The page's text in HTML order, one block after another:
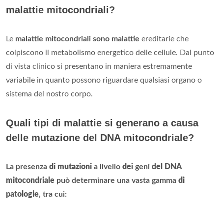
malattie mitocondriali?
Le malattie mitocondriali sono malattie ereditarie che
colpiscono il metabolismo energetico delle cellule. Dal punto
di vista clinico si presentano in maniera estremamente
variabile in quanto possono riguardare qualsiasi organo o
sistema del nostro corpo.
Quali tipi di malattie si generano a causa
delle mutazione del DNA mitocondriale?
La presenza di mutazioni a livello dei geni del DNA
mitocondriale può determinare una vasta gamma di
patologie, tra cui: